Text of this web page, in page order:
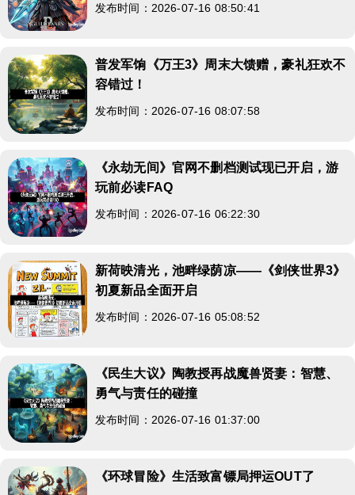
发布时间：2026-07-16 08:50:41
普发军饷《万王3》周末大馈赠，豪礼狂欢不
容错过！
发布时间：2026-07-16 08:07:58
《永劫无间》官网不删档测试现已开启，游
玩前必读FAQ
发布时间：2026-07-16 06:22:30
新荷映清光，池畔绿荫凉——《剑侠世界3》
初夏新品全面开启
发布时间：2026-07-16 05:08:52
《民生大议》陶教授再战魔兽贤妻：智慧、
勇气与责任的碰撞
发布时间：2026-07-16 01:37:00
《环球冒险》生活致富镖局押运OUT了